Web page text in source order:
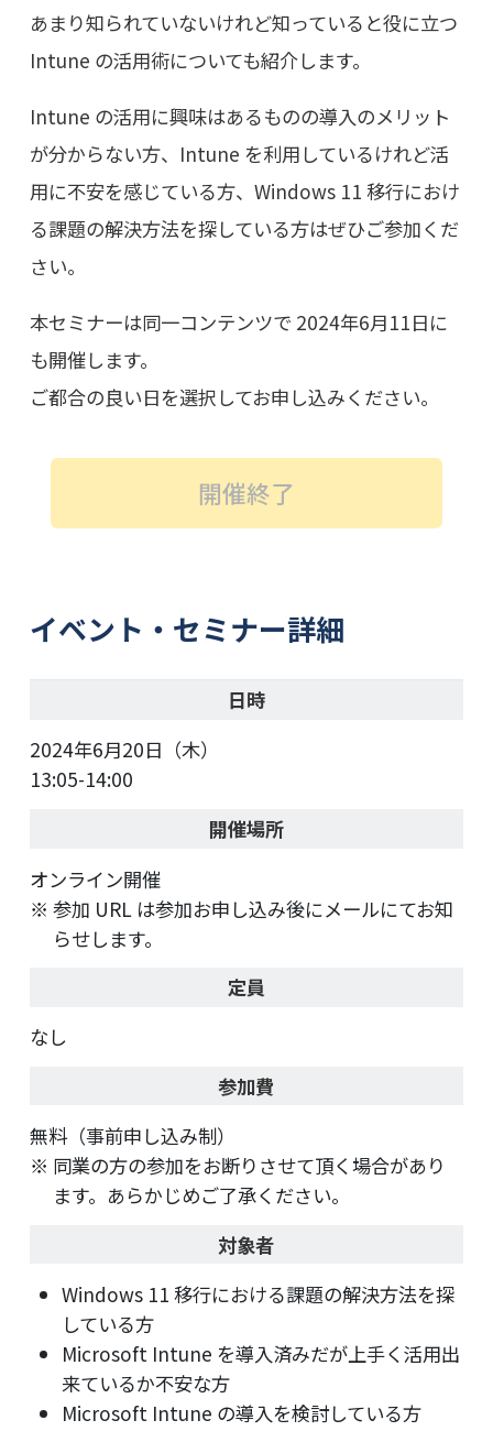
あまり知られていないけれど知っていると役に立つ
Intune の活用術についても紹介します。
Intune の活用に興味はあるものの導入のメリット
が分からない方、Intune を利用しているけれど活
用に不安を感じている方、Windows 11 移行におけ
る課題の解決方法を探している方はぜひご参加くだ
さい。
本セミナーは同一コンテンツで 2024年6月11日に
も開催します。
ご都合の良い日を選択してお申し込みください。
開催終了
イベント・セミナー詳細
日時
2024年6月20日（木）
13:05-14:00
開催場所
オンライン開催
参加 URL は参加お申し込み後にメールにてお知
らせします。
定員
なし
参加費
無料（事前申し込み制）
同業の方の参加をお断りさせて頂く場合があり
ます。あらかじめご了承ください。
対象者
Windows 11 移行における課題の解決方法を探
している方
Microsoft Intune を導入済みだが上手く活用出
来ているか不安な方
Microsoft Intune の導入を検討している方